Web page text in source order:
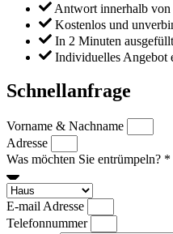
Antwort innerhalb
Kostenlos und
In 2 Minuten
Individuelles Angebot
Schnellanfrage
Vorname & Nachname
Adresse
Was möchten Sie entrümpeln? *
E-mail Adresse
Telefonnummer